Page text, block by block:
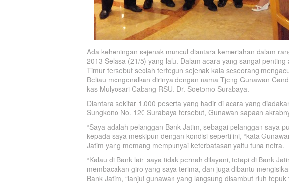
Ada keheningan sejenak muncul diantara kemeriahan dalam
2013 Selasa (21/5) yang lalu. Dalam acara yang sangat
Timur tersebut seolah tertegun sejenak kala seseorang
Beliau mengenalkan dirinya dengan nama Tjeng Gunawan
kas Mulyosari Cabang RSU. Dr. Soetomo Surabaya.
Diantara sekitar 1.000 peserta yang hadir di acara yang
Sungkono No. 120 Surabaya tersebut, Gunawan sapaan
“Saya adalah pelanggan Bank Jatim, sebagai pelanggan saya
kepada saya meskipun dengan kondisi seperti ini, “kata
Jatim yang memang mempunyai keterbatasan yaitu tuna netra.
“Kalau di Bank lain saya tidak pernah dilayani, tetapi di Bank
membacakan giro yang saya terima, dan juga dibantu
Bank Jatim, “lanjut gunawan yang langsung disambut riuh